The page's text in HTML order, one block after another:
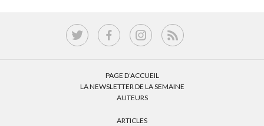
PAGE D’ACCUEIL
LA NEWSLETTER DE LA SEMAINE
AUTEURS
ARTICLES